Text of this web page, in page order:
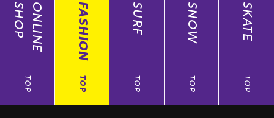
ONLINE
SHOP
TOP
FASHION
TOP
SURF
TOP
SNOW
TOP
SKATE
TOP